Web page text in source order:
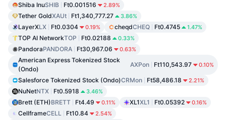
Shiba InuSHIB Ft0.001516 2.89%
Tether GoldXAUt Ft1,340,777.27 3.86%
LayerXLX Ft0.0304 0.19% cheqdCHEQ Ft0.4745 1.47%
TOP AI NetworkTOP Ft0.02188 0.33%
PandoraPANDORA Ft30,967.06 0.63%
American Express Tokenized Stock
(Ondo)
AXPon Ft110,543.97 0.10%
Salesforce Tokenized Stock (Ondo)CRMon Ft58,486.18 2.21%
NuNetNTX Ft0.5918 3.46%
Brett (ETH)BRETT Ft4.49 0.11% XL1XL1 Ft0.05392 0.16%
CellframeCELL Ft10.84 2.54%